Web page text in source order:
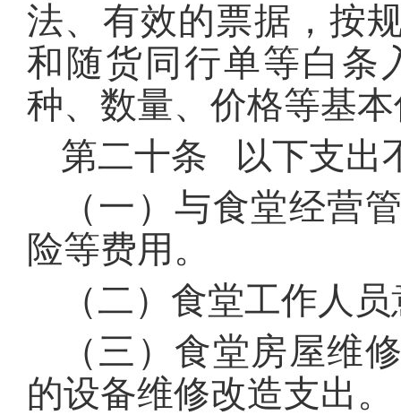
法、有效的票据，按
和随货同行单等白条
种、数量、价格等基
第二十条 以下支出
（一）与食堂经营
险等费用。
（二）食堂工作人
（三）食堂房屋维
的设备维修改造支出。